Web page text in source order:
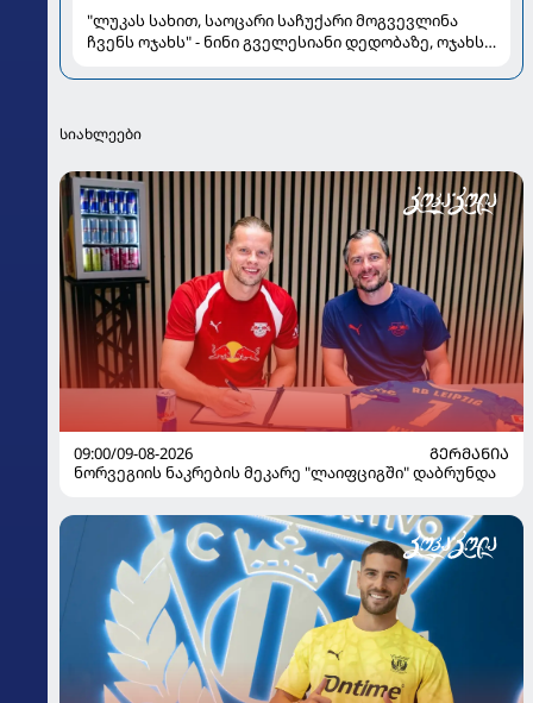
"ლუკას სახით, საოცარი საჩუქარი მოგვევლინა
ჩვენს ოჯახს" - ნინი გველესიანი დედობაზე, ოჯახსა
სიახლეები
09:00/09-08-2026
ᲒᲔᲠᲛᲐᲜᲘᲐ
ნორვეგიის ნაკრების მეკარე "ლაიფციგში" დაბრუნდა